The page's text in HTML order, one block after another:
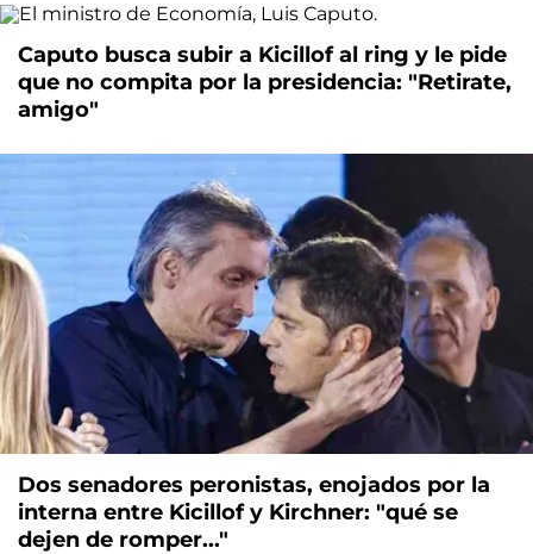
Caputo busca subir a Kicillof al ring y le pide
que no compita por la presidencia: "Retirate,
amigo"
Dos senadores peronistas, enojados por la
interna entre Kicillof y Kirchner: "qué se
dejen de romper..."